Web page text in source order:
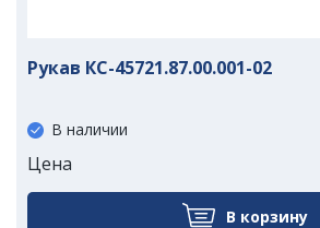
Рукав КС-45721.87.00.001-02
В наличии
Цена
В корзину